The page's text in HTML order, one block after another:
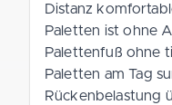
Distanz
Paletten ist ohne
Palettenfuß ohne
Paletten am Tag
Rückenbelastung